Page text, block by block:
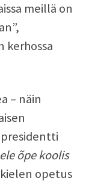
meillä on
kerhossa
– näin
õpe koolis
opetus